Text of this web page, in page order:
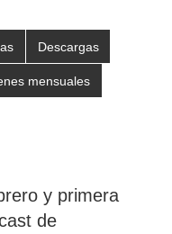
Descargas
mensuales
y primera
de